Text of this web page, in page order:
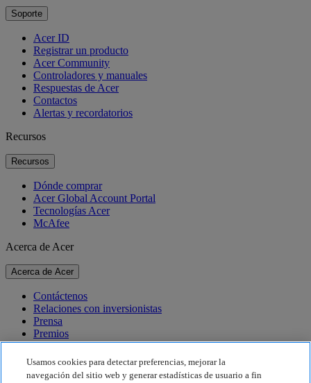
Soporte
Acer ID
Registrar un producto
Acer Community
Controladores y manuales
Respuestas de Acer
Contactos
Alertas y recordatorios
Recursos
Recursos
Dónde comprar
Acer Global Account Portal
Tecnologías Acer
McAfee
Acerca de Acer
Acerca de Acer
Contáctenos
Relaciones con inversionistas
Prensa
Premios
Eventos
Sostenibilidad
Usamos cookies para detectar preferencias, mejorar la
navegación del sitio web y generar estadísticas de usuario a fin